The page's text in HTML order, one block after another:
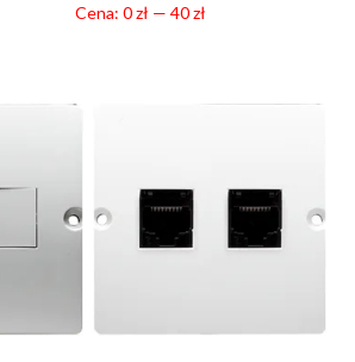
Cena:0 zł —40 zł